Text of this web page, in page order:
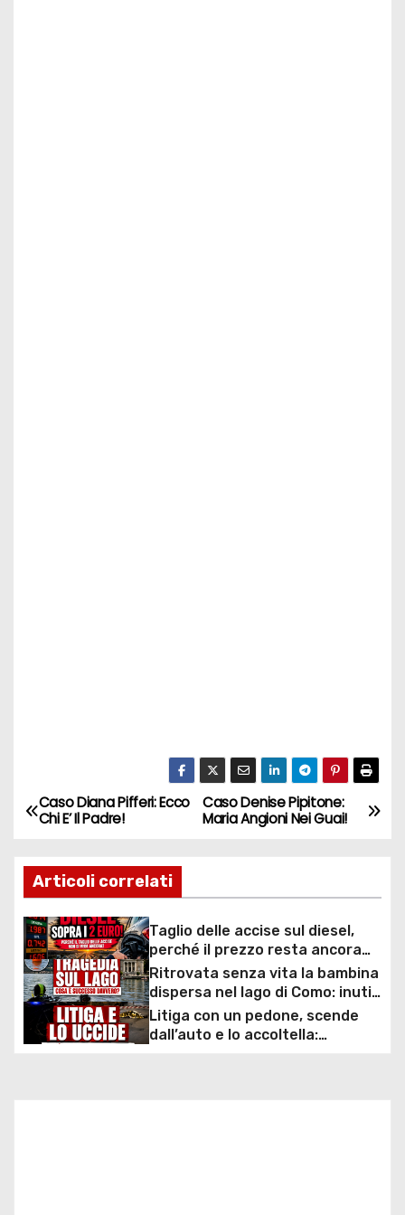
N
v
i
g
a
z
Caso Denise Pipitone:
Maria Angioni Nei Guai!
Caso Diana Pifferi: Ecco
Chi E’ Il Padre!
Articoli correlati
Taglio delle accise sul diesel,
perché il prezzo resta ancora
sopra i 2 euro nonostante lo
sconto deciso dal Governo
Ritrovata senza vita la bambina
dispersa nel lago di Como: inutili
ore di ricerche dei
sommozzatori
Litiga con un pedone, scende
dall’auto e lo accoltella: